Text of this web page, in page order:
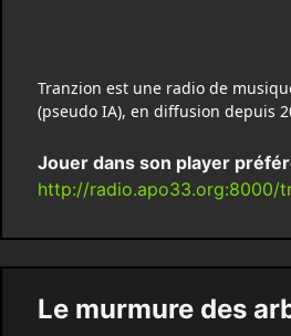
Tranzion est une radio de
(pseudo IA), en diffusion depuis
Jouer dans son player
http://radio.apo33.org:8000/
Le murmure des